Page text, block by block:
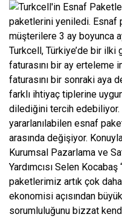
paketlerini yeniledi. Esnaf
müşterilere 3 ay boyunca
Turkcell, Türkiye’de bir
faturasını bir ay erteleme
faturasını bir sonraki aya
farklı ihtiyaç tiplerine
dilediğini tercih edebiliyor.
yararlanılabilen esnaf
arasında değişiyor.
Kurumsal Pazarlama ve
Yardımcısı Selen
paketlerimiz artık çok
ekonomisi açısından
sorumluluğunu bizzat